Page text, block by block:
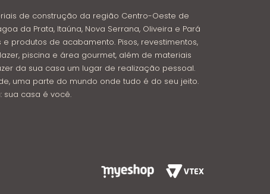
de construção da região Centro-Oeste de
da Prata, Itaúna, Nova Serrana, Oliveira e Pará
produtos de acabamento. Pisos, revestimentos,
piscina e área gourmet, além de materiais
da sua casa um lugar de realização pessoal.
uma parte do mundo onde tudo é do seu jeito.
sua casa é você.